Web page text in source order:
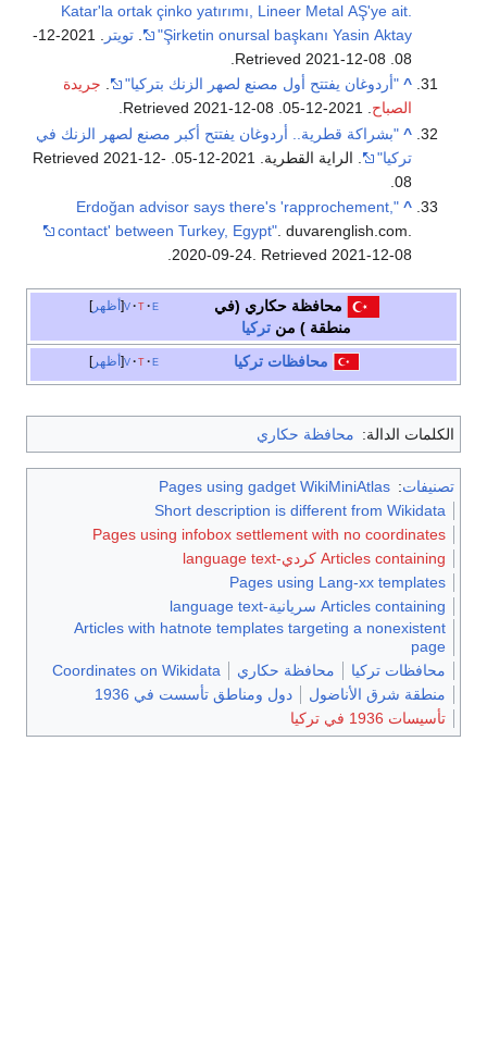
Katar'la ortak çinko yatırımı, Lineer Metal AŞ'ye ait.
Şirketin onursal başkanı Yasin Aktay"
تويتر
. 2021-12-
08
. Retrieved
2021-12-08
^ "أردوغان يفتتح أول مصنع لصهر الزنك بتركيا" . جريدة
الصباح. 2021-12-05
. Retrieved
2021-12-08
.
^ "بشراكة قطرية.. أردوغان يفتتح أكبر مصنع لصهر الزنك في
تركيا"
. الراية القطرية. 2021-12-05 . Retrieved
2021-12-
08
.
^
"Erdoğan advisor says there's 'rapprochement,
contact' between Turkey, Egypt" . duvarenglish.com.
2020-09-24 . Retrieved 2021-12-08
أظهر v t e محافظة حكاري (في
منطقة ) من تركيا
أظهر v t e محافظات تركيا
الكلمات الدالة: محافظة حكاري
تصنيفات:
Pages using gadget WikiMiniAtlas
Short description is different from Wikidata
Pages using infobox settlement with no coordinates
Articles containing كردي-language text
Pages using Lang-xx templates
Articles containing سريانية-language text
Articles with hatnote templates targeting a nonexistent
page
محافظات تركيا
محافظة حكاري
Coordinates on Wikidata
منطقة شرق الأناضول
دول ومناطق تأسست في 1936
تأسيسات 1936 في تركيا